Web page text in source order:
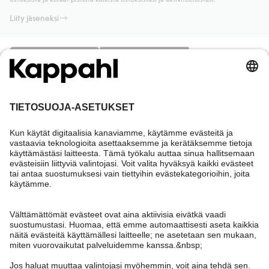
Liity jäseneksi
Tarvitsetko apua?
Asiakaspalvelu
Usein kysyttyä
Tilaus
Ota yhteyttä
Kappahl Club
Kappahl Club
Jäsenyysehdot
Tietoa Kappahl Group
Kestävä kehitys
Ehdot & käytännöt